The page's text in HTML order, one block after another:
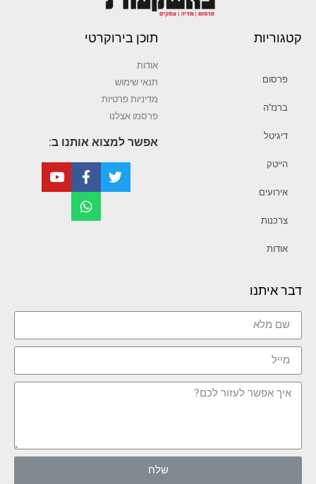
קטגוריות
פרסום
ברנז’ה
דיגיטל
הייטק
אירועים
צרכנות
אודות
תוכן בירוקרטי
אודות
תנאי שימוש
מדיניות פרטיות
פרסמו אצלנו
אפשר למצוא אותנו ב:
דבר איתנו
שלח